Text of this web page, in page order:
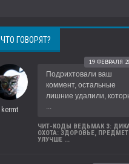
ЧТО ГОВОРЯТ?
kermt
19 ФЕВРАЛЯ
Подрихтовали ваш
коммент, остальные
лишние удалили,
...
ЧИТ-КОДЫ ВЕДЬМАК 3:
ОХОТА: ЗДОРОВЬЕ,
УЛУЧШЕ ...